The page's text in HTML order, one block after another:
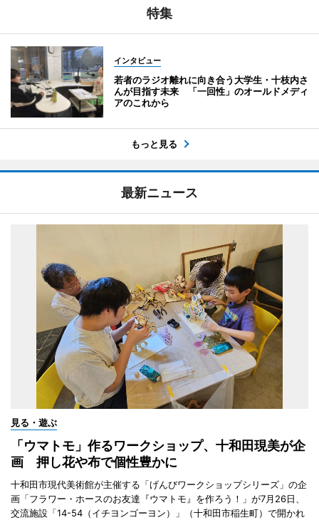
特集
インタビュー
若者のラジオ離れに向き合う大学生・十枝内さ
んが目指す未来 「一回性」のオールドメディ
アのこれから
もっと見る
最新ニュース
見る・遊ぶ
「ウマトモ」作るワークショップ、十和田現美が企
画 押し花や布で個性豊かに
十和田市現代美術館が主催する「げんびワークショップシリーズ」の企
画「フラワー・ホースのお友達『ウマトモ』を作ろう！」が7月26日、
交流施設「14-54（イチヨンゴーヨン）」（十和田市稲生町）で開かれ